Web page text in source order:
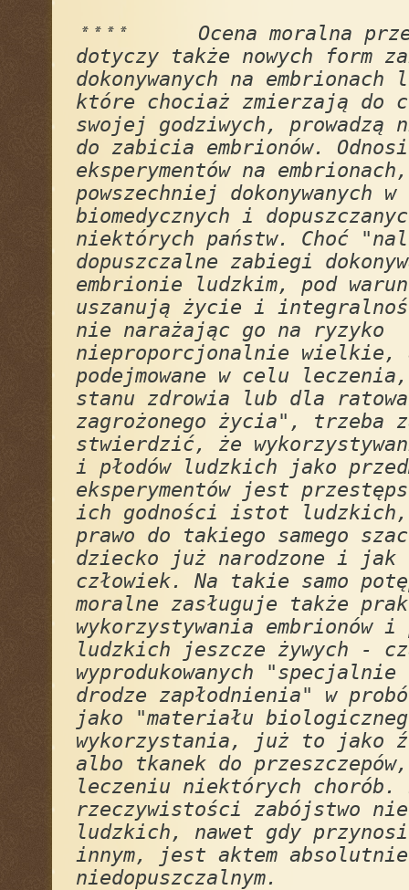
* * * * Ocena moralna
dotyczy także nowych form
dokonywanych na embrionach
które chociaż zmierzają do
swojej godziwych, prowadzą
do zabicia embrionów.
eksperymentów na
powszechniej dokonywanych w
biomedycznych i
niektórych państw. Choć
dopuszczalne zabiegi
embrionie ludzkim, pod
uszanują życie i
nie narażając go na ryzyko
nieproporcjonalnie wielkie,
podejmowane w celu
stanu zdrowia lub dla
zagrożonego życia", trzeba
stwierdzić, że
i płodów ludzkich jako
eksperymentów jest
ich godności istot
prawo do takiego samego
dziecko już narodzone i jak
człowiek. Na takie samo
moralne zasługuje także
wykorzystywania embrionów i
ludzkich jeszcze żywych -
wyprodukowanych
drodze zapłodnienia" w
jako "materiału
wykorzystania, już to jako
albo tkanek do
leczeniu niektórych chorób.
rzeczywistości zabójstwo
ludzkich, nawet gdy
innym, jest aktem absolutnie
niedopuszczalnym.